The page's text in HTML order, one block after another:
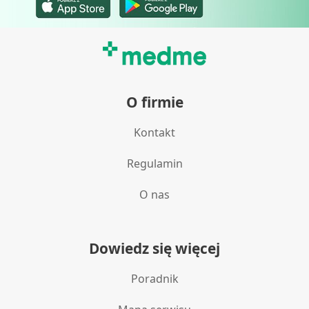
O firmie
Kontakt
Regulamin
O nas
Dowiedz się więcej
Poradnik